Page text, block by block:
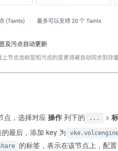
点，选择对应 操作 列下的 ... >
的最后，添加 key 为
的标签，表示在该节点上，配